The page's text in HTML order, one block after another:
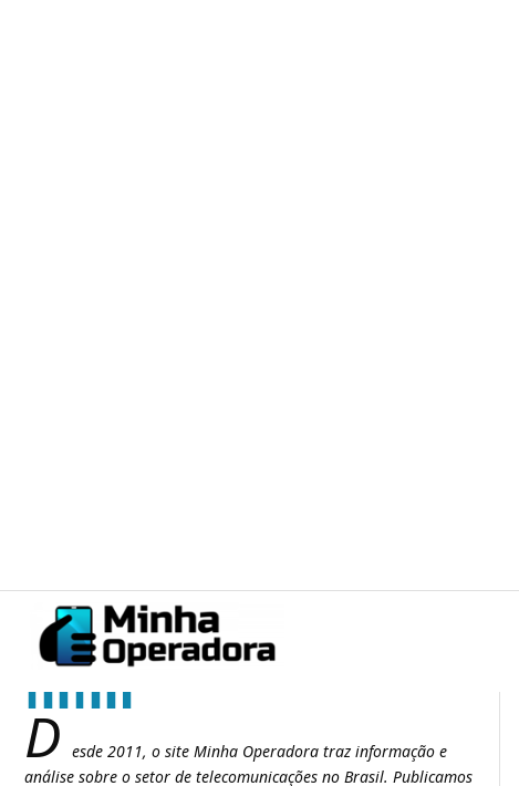
D esde 2011, o site Minha Operadora traz informação e
análise sobre o setor de telecomunicações no Brasil. Publicamos